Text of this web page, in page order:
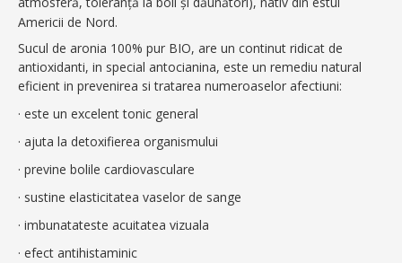
Americii de Nord.
Sucul de aronia 100% pur BIO, are un continut ridicat de
antioxidanti, in special antocianina, este un remediu natural
eficient in prevenirea si tratarea numeroaselor afectiuni:
· este un excelent tonic general
· ajuta la detoxifierea organismului
· previne bolile cardiovasculare
· sustine elasticitatea vaselor de sange
· imbunatateste acuitatea vizuala
· efect antihistaminic